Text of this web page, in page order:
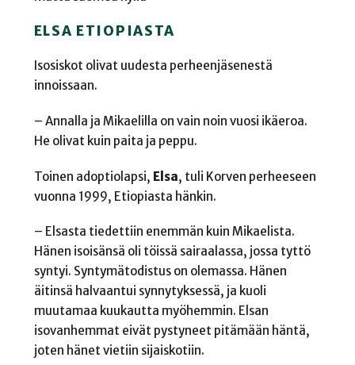
ELSA ETIOPIASTA
Isosiskot olivat uudesta perheenjäsenestä
innoissaan.
– Annalla ja Mikaelilla on vain noin vuosi ikäeroa.
He olivat kuin paita ja peppu.
Toinen adoptiolapsi, Elsa, tuli Korven perheeseen
vuonna 1999, Etiopiasta hänkin.
– Elsasta tiedettiin enemmän kuin Mikaelista.
Hänen isoisänsä oli töissä sairaalassa, jossa tyttö
syntyi. Syntymätodistus on olemassa. Hänen
äitinsä halvaantui synnytyksessä, ja kuoli
muutamaa kuukautta myöhemmin. Elsan
isovanhemmat eivät pystyneet pitämään häntä,
joten hänet vietiin sijaiskotiin.